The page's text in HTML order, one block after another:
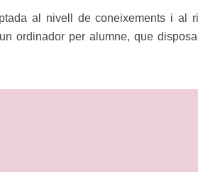
al nivell de coneixements i al
ordinador per alumne, que